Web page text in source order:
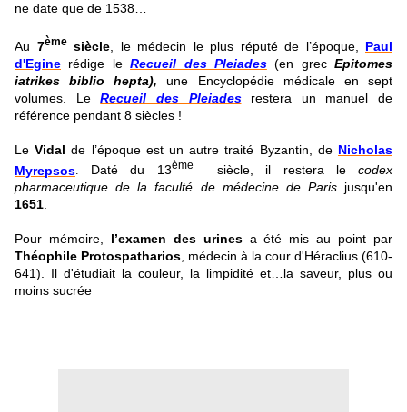
ne date que de 1538…
Au 7èmesiècle , le médecin le plus réputé de l’époque,
Paul
d'Egine rédige le Recueil des Pleiades (en grec Epitomes
iatrikes biblio hepta), une Encyclopédie médicale en sept
volumes. Le
Recueil des Pleiades
restera un manuel de
référence pendant 8 siècles !
LeVidal de l’époque est un autre traité Byzantin, de Nicholas
Myrepsos. Daté du 13ème siècle, il restera lecodex
pharmaceutique de la faculté de médecine de Parisjusqu'en
1651.
Pour mémoire, l’examen des urinesa été mis au point par
Théophile Protospatharios, médecin à la cour d'Héraclius (610-
641). Il d'étudiait la couleur, la limpidité et…la saveur, plus ou
moins sucrée